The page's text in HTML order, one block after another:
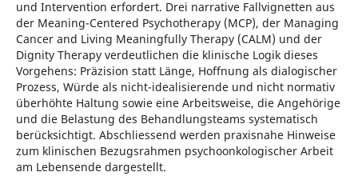
und Intervention erfordert. Drei narrative Fallvignetten aus
der Meaning-Centered Psychotherapy (MCP), der Managing
Cancer and Living Meaningfully Therapy (CALM) und der
Dignity Therapy verdeutlichen die klinische Logik dieses
Vorgehens: Präzision statt Länge, Hoffnung als dialogischer
Prozess, Würde als nicht-idealisierende und nicht normativ
überhöhte Haltung sowie eine Arbeitsweise, die Angehörige
und die Belastung des Behandlungsteams systematisch
berücksichtigt. Abschliessend werden praxisnahe Hinweise
zum klinischen Bezugsrahmen psychoonkologischer Arbeit
am Lebensende dargestellt.